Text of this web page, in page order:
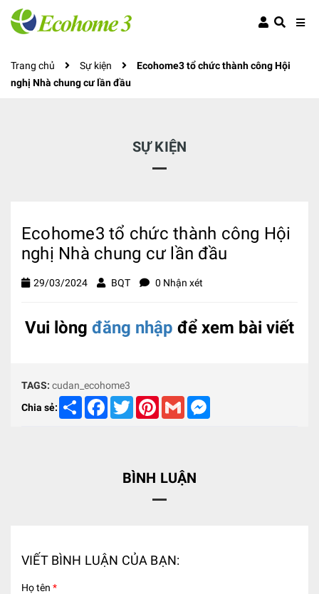
Trang chủ Sự kiện
Ecohome3 tổ chức thành công Hội
nghị Nhà chung cư lần đầu
SỰ KIỆN
Ecohome3 tổ chức thành công Hội
nghị Nhà chung cư lần đầu
29/03/2024 BQT 0 Nhận xét
Vui lòng đăng nhập để xem bài viết
TAGS: cudan_ecohome3
Chia sẻ:
Share Facebook
TwitterPinterestGmail
BÌNH LUẬN
VIẾT BÌNH LUẬN CỦA BẠN:
Họ tên *